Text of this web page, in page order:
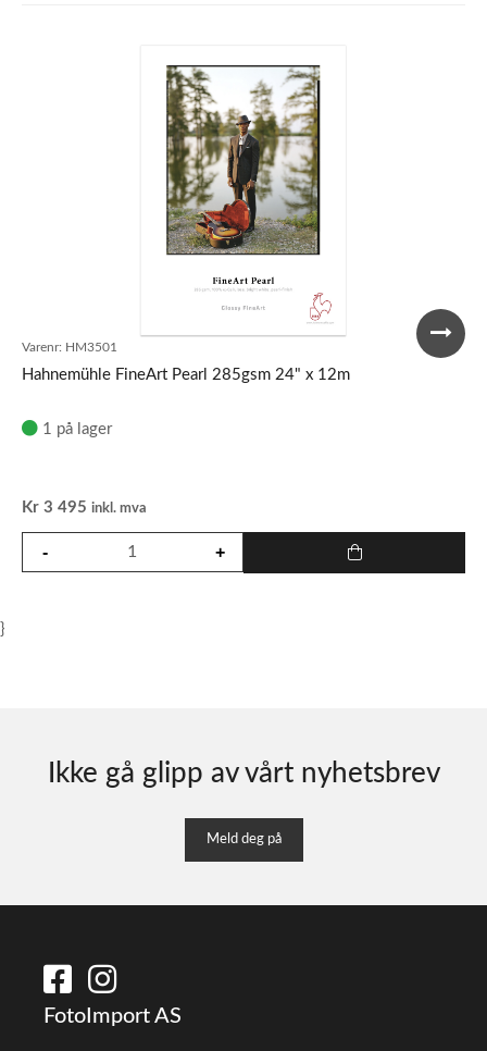
Varenr: HM3501
Hahnemühle FineArt Pearl 285gsm 24" x 12m
1 på lager
Kr 3 495 inkl. mva
}
Ikke gå glipp av vårt nyhetsbrev
Meld deg på
FotoImport AS